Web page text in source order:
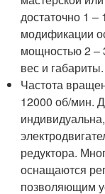
достаточно 1
модификации
мощностью 2 –
вес и габариты.
Частота
12000 об/мин.
редуктора.
оснащаются
позволяющим